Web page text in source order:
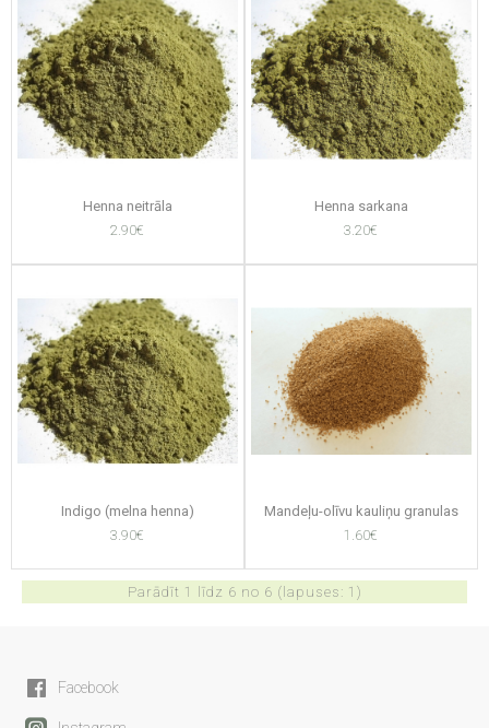
Henna neitrāla
2.90€
Henna sarkana
3.20€
Indigo (melna henna)
3.90€
Mandeļu-olīvu kauliņu granulas
1.60€
Parādīt 1 līdz 6 no 6 (lapuses: 1)
Facebook